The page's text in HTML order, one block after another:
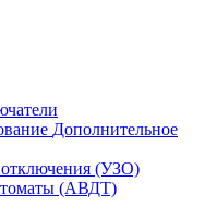
Дополнительное
отключения (УЗО)
(АВДТ)